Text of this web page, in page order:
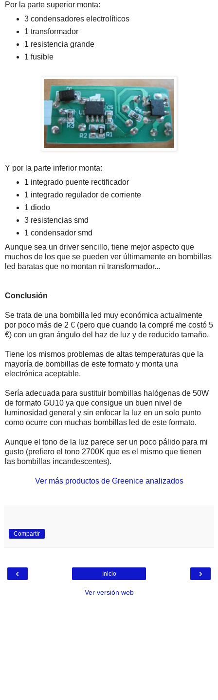
Por la parte superior monta:
3 condensadores electrolíticos
1 transformador
1 resistencia grande
1 fusible
Y por la parte inferior monta:
1 integrado puente rectificador
1 integrado regulador de corriente
1 diodo
3 resistencias smd
1 condensador smd
Aunque sea un driver sencillo, tiene mejor aspecto que
muchos de los que se pueden ver últimamente en bombillas
led baratas que no montan ni transformador...
Conclusión
Se trata de una bombilla led muy económica actualmente
por poco más de 2 € (pero que cuando la compré me costó 5
€) con un gran ángulo del haz de luz y de reducido tamaño.
Tiene los mismos problemas de altas temperaturas que la
mayoría de bombillas de este formato y monta una
electrónica aceptable.
Sería adecuada para sustituir bombillas halógenas de 50W
de formato GU10 ya que consigue un buen nivel de
luminosidad general y sin enfocar la luz en un solo punto
como ocurre con muchas bombillas led de este formato.
Aunque el tono de la luz parece ser un poco pálido para mi
gusto (prefiero el tono 2700K que es el mismo que tienen
las bombillas incandescentes).
Ver más productos de Greenice analizados
Compartir
‹ ›
Inicio
Ver versión web